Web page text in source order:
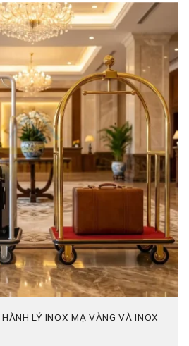
LÝ INOX MẠ VÀNG VÀ INOX